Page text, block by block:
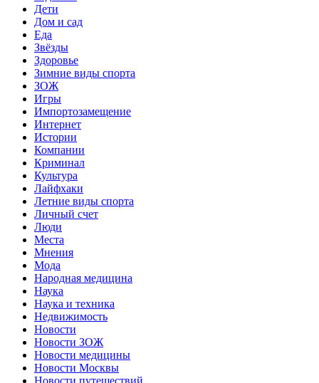
Дети
Дом и сад
Еда
Звёзды
Здоровье
Зимние виды спорта
ЗОЖ
Игры
Импортозамещение
Интернет
Истории
Компании
Криминал
Культура
Лайфхаки
Летние виды спорта
Личный счет
Люди
Места
Мнения
Мода
Народная медицина
Наука
Наука и техника
Недвижимость
Новости
Новости ЗОЖ
Новости медицины
Новости Москвы
Новости путешествий